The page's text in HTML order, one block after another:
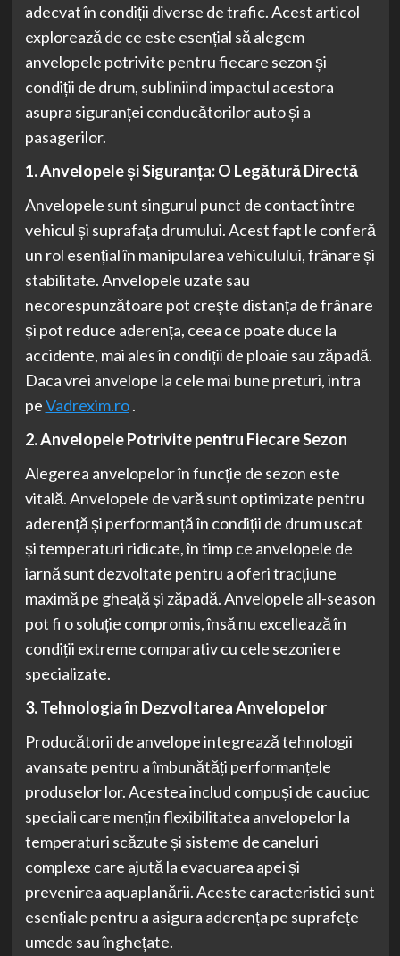
adecvat în condiții diverse de trafic. Acest articol
explorează de ce este esențial să alegem
anvelopele potrivite pentru fiecare sezon și
condiții de drum, subliniind impactul acestora
asupra siguranței conducătorilor auto și a
pasagerilor.
1. Anvelopele și Siguranța: O Legătură Directă
Anvelopele sunt singurul punct de contact între
vehicul și suprafața drumului. Acest fapt le conferă
un rol esențial în manipularea vehiculului, frânare și
stabilitate. Anvelopele uzate sau
necorespunzătoare pot crește distanța de frânare
și pot reduce aderența, ceea ce poate duce la
accidente, mai ales în condiții de ploaie sau zăpadă.
Daca vrei anvelope la cele mai bune preturi, intra
peVadrexim.ro.
2. Anvelopele Potrivite pentru Fiecare Sezon
Alegerea anvelopelor în funcție de sezon este
vitală. Anvelopele de vară sunt optimizate pentru
aderență și performanță în condiții de drum uscat
și temperaturi ridicate, în timp ce anvelopele de
iarnă sunt dezvoltate pentru a oferi tracțiune
maximă pe gheață și zăpadă. Anvelopele all-season
pot fi o soluție compromis, însă nu excellează în
condiții extreme comparativ cu cele sezoniere
specializate.
3. Tehnologia în Dezvoltarea Anvelopelor
Producătorii de anvelope integrează tehnologii
avansate pentru a îmbunătăți performanțele
produselor lor. Acestea includ compuși de cauciuc
speciali care mențin flexibilitatea anvelopelor la
temperaturi scăzute și sisteme de caneluri
complexe care ajută la evacuarea apei și
prevenirea aquaplanării. Aceste caracteristici sunt
esențiale pentru a asigura aderența pe suprafețe
umede sau înghețate.